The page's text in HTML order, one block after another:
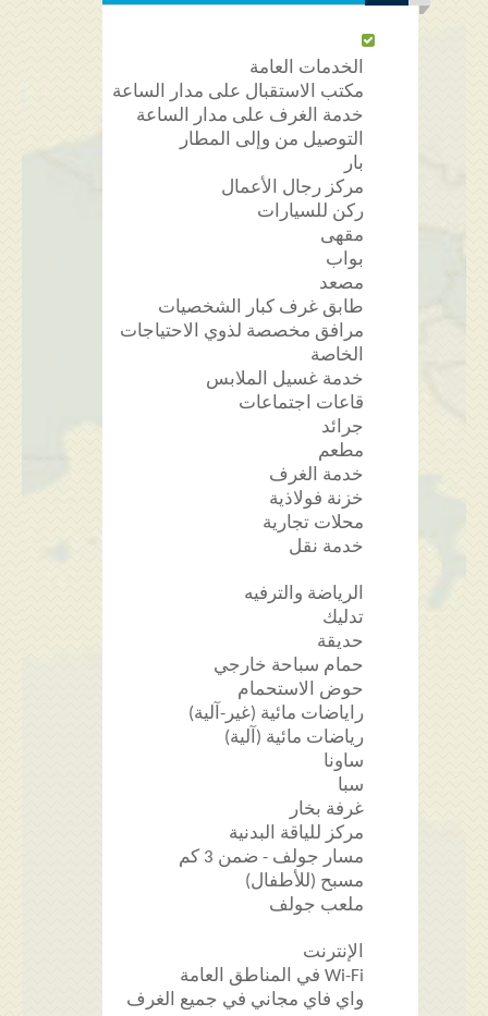
الخدمات العامة
مكتب الاستقبال على مدار الساعة
خدمة الغرف على مدار الساعة
التوصيل من وإلى المطار
بار
مركز رجال الأعمال
ركن للسيارات
مقهى
بواب
مصعد
طابق غرف كبار الشخصيات
مرافق مخصصة لذوي الاحتياجات
الخاصة
خدمة غسيل الملابس
قاعات اجتماعات
جرائد
مطعم
خدمة الغرف
خزنة فولاذية
محلات تجارية
خدمة نقل
الرياضة والترفيه
تدليك
حديقة
حمام سباحة خارجي
حوض الاستحمام
راياضات مائية (غير-آلية)
رياضات مائية (آلية)
ساونا
سبا
غرفة بخار
مركز للياقة البدنية
مسار جولف - ضمن 3 كم
مسبح (للأطفال)
ملعب جولف
الإنترنت
Wi-Fi في المناطق العامة
واي فاي مجاني في جميع الغرف